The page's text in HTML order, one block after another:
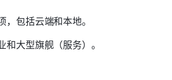
，包括云端和本地。
和大型旗舰（服务）。